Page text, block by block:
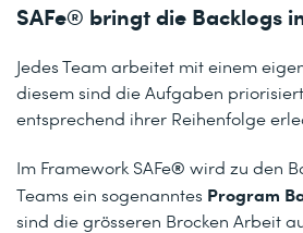
SAFe® bringt die Backlogs
Jedes Team arbeitet mit einem
diesem sind die Aufgaben
entsprechend ihrer Reihenfolge
Im Framework SAFe® wird zu den
Teams ein sogenanntes Program
sind die grösseren Brocken Arbeit